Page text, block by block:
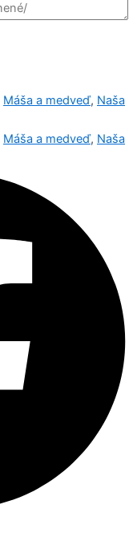
Máša a medveď, Naša
Máša a medveď, Naša